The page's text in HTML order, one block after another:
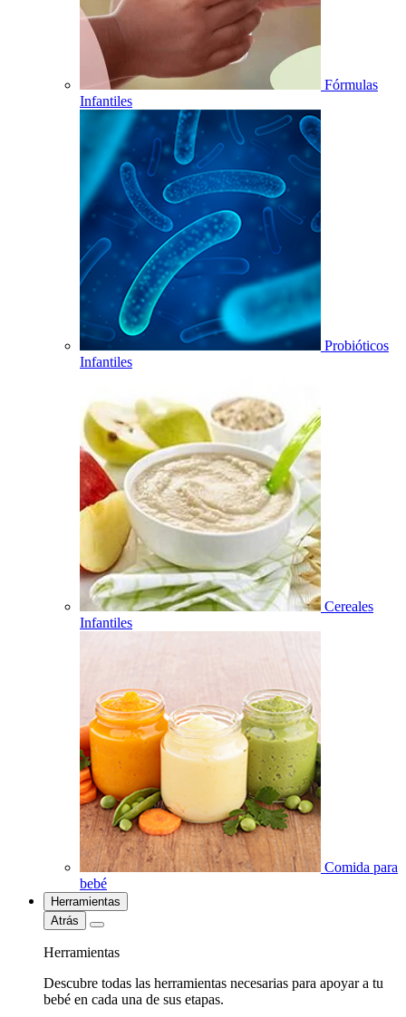
Fórmulas
Infantiles
Probióticos
Infantiles
Cereales
Infantiles
Comida para
bebé
Herramientas
Atrás
Herramientas
Descubre todas las herramientas necesarias para apoyar a tu
bebé en cada una de sus etapas.